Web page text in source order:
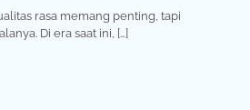
rasa memang penting, tapi
Di era saat ini, […]